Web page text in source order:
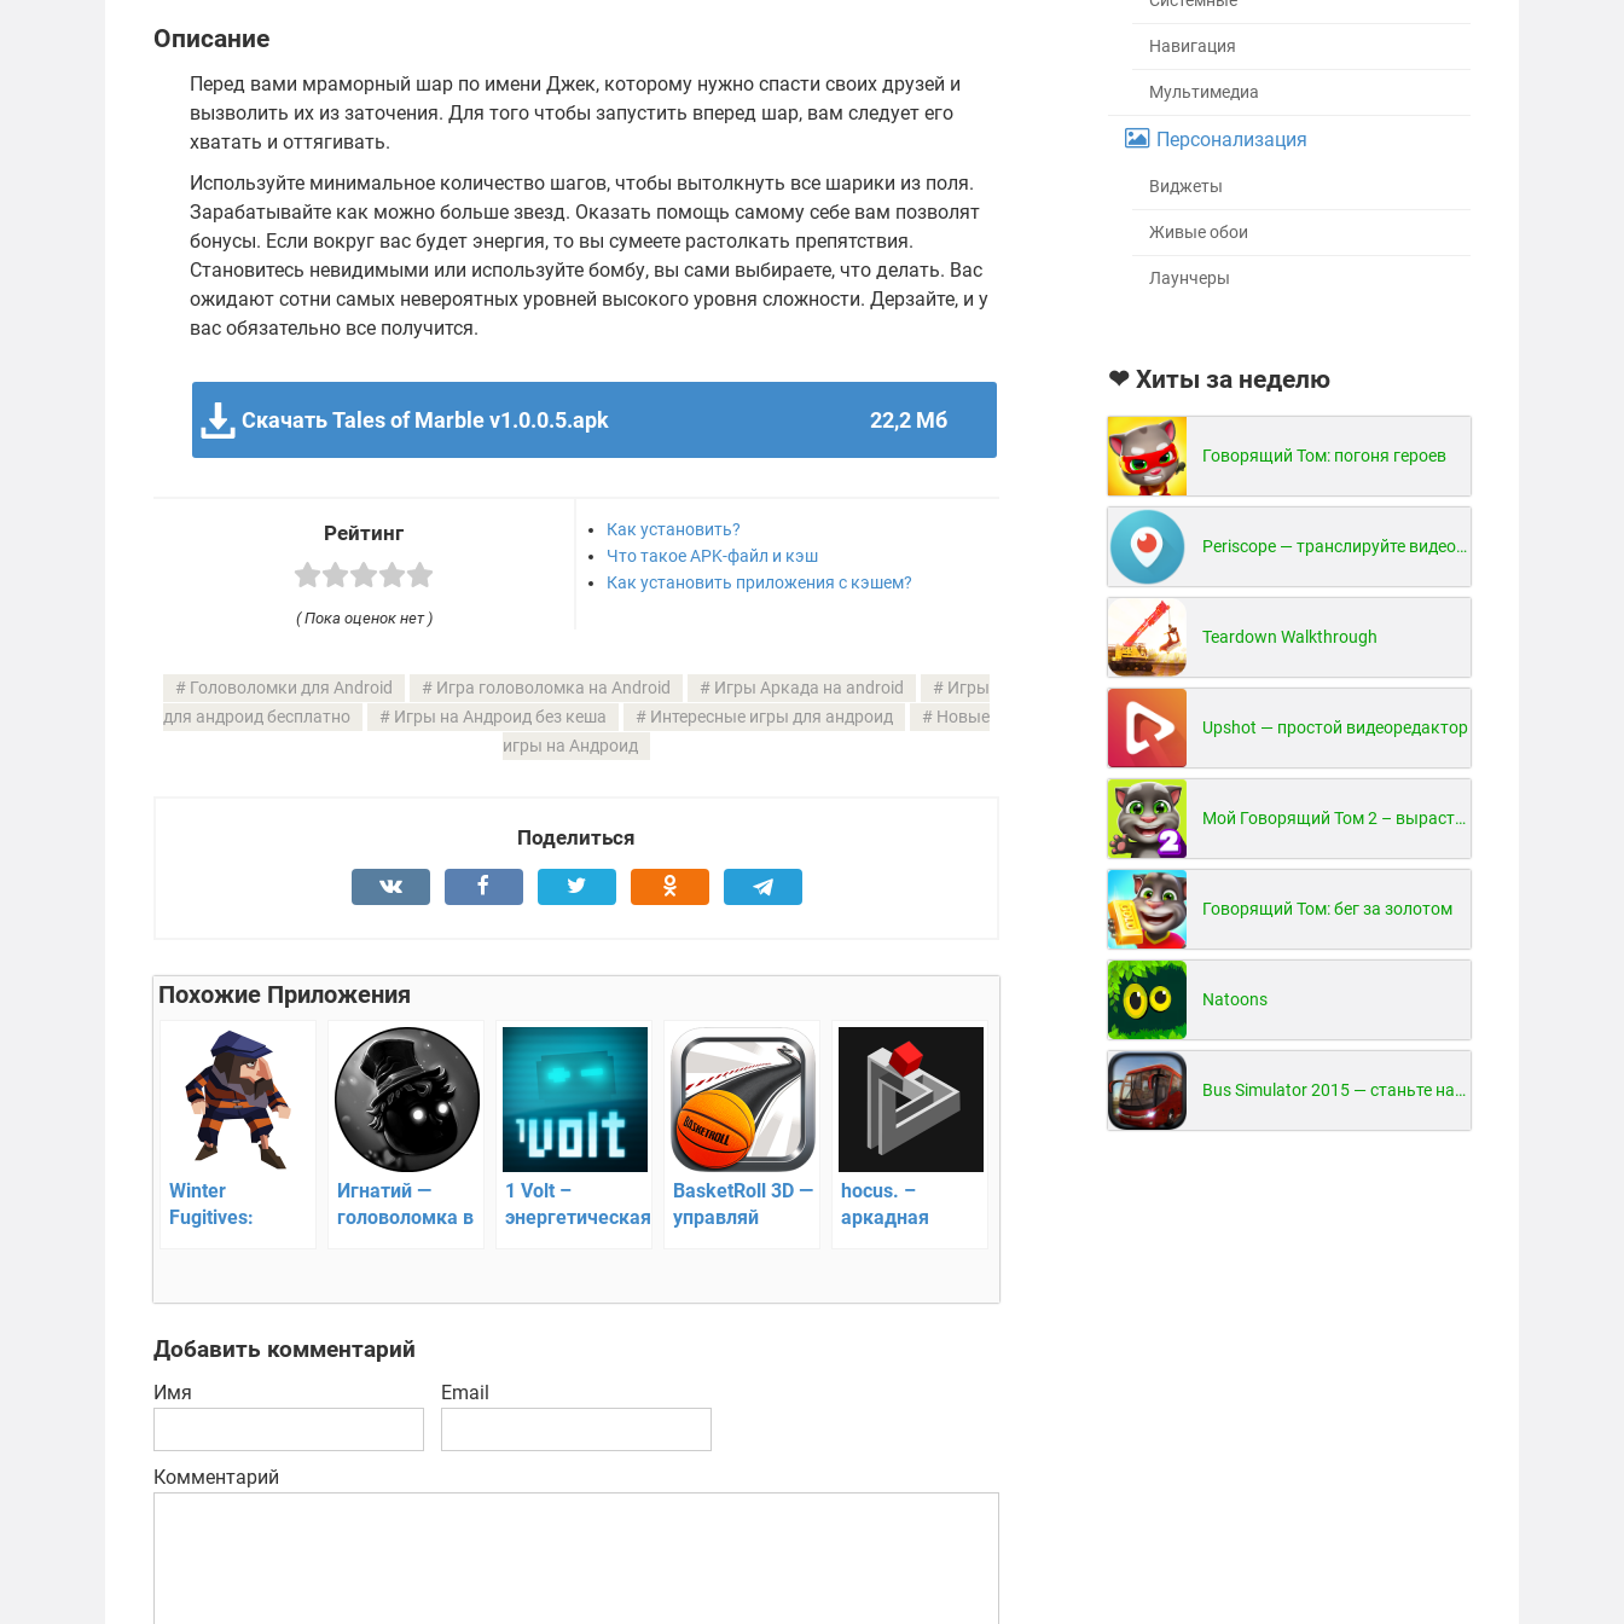
Описание
Перед вами мраморный шар по имени Джек, которому нужно спасти своих друзей и
вызволить их из заточения. Для того чтобы запустить вперед шар, вам следует его
хватать и оттягивать.
Используйте минимальное количество шагов, чтобы вытолкнуть все шарики из поля.
Зарабатывайте как можно больше звезд. Оказать помощь самому себе вам позволят
бонусы. Если вокруг вас будет энергия, то вы сумеете растолкать препятствия.
Становитесь невидимыми или используйте бомбу, вы сами выбираете, что делать. Вас
ожидают сотни самых невероятных уровней высокого уровня сложности. Дерзайте, и у
вас обязательно все получится.
Скачать Tales of Marble v1.0.0.5.apk 22,2 Мб
Рейтинг
( Пока оценок нет )
Как установить?
Что такое APK-файл и кэш
Как установить приложения с кэшем?
Головоломки для Android Игра головоломка на Android Игры Аркада на android
Игры
для андроид бесплатно
Игры на Андроид без кеша Интересные игры для андроид
Новые
игры на Андроид
Поделиться
Похожие Приложения
Winter
Fugitives:
Игнатий —
головоломка в
1 Volt –
энергетическая
BasketRoll 3D —
управляй
hocus. –
аркадная
Добавить комментарий
Имя Email
Комментарий
Навигация
Мультимедиа
Персонализация
Виджеты
Живые обои
Лаунчеры
❤ Хиты за неделю
Говорящий Том: погоня героев
Periscope — транслируйте видео в реальном времени!
Teardown Walkthrough
Upshot — простой видеоредактор
Мой Говорящий Том 2 – вырасти и воспитай своего котенка
Говорящий Том: бег за золотом
Natoons
Bus Simulator 2015 — станьте настоящим водителем автобуса!